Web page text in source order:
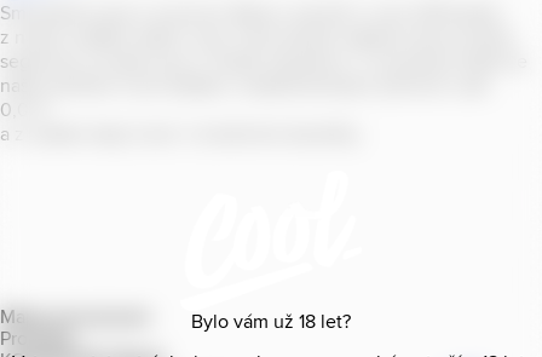
Bylo vám už 18 let?
Smícháním piva s ovocnou šťávou vytvořil v roce
z našich sládků
segmentu na bázi piva v České republice. V současné době se
naše portfolio Cool skládá z nealkoholických příchutí s alk.
0
a z nealko řady Cool+ s funkčními benefity.
Mapa provozoven
Produkty